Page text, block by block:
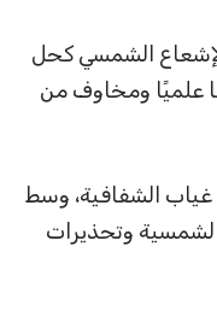
الشمسي كحل
علميًا ومخاوف من
غياب الشفافية، وسط
وتحذيرات